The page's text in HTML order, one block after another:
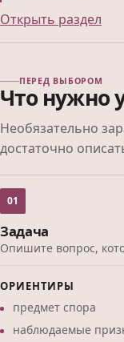
Открыть раздел
ПЕРЕД ВЫБОРОМ
Что нужно
Необязательно
достаточно
01
Задача
Опишите вопрос,
ОРИЕНТИРЫ
предмет спора
наблюдаемые